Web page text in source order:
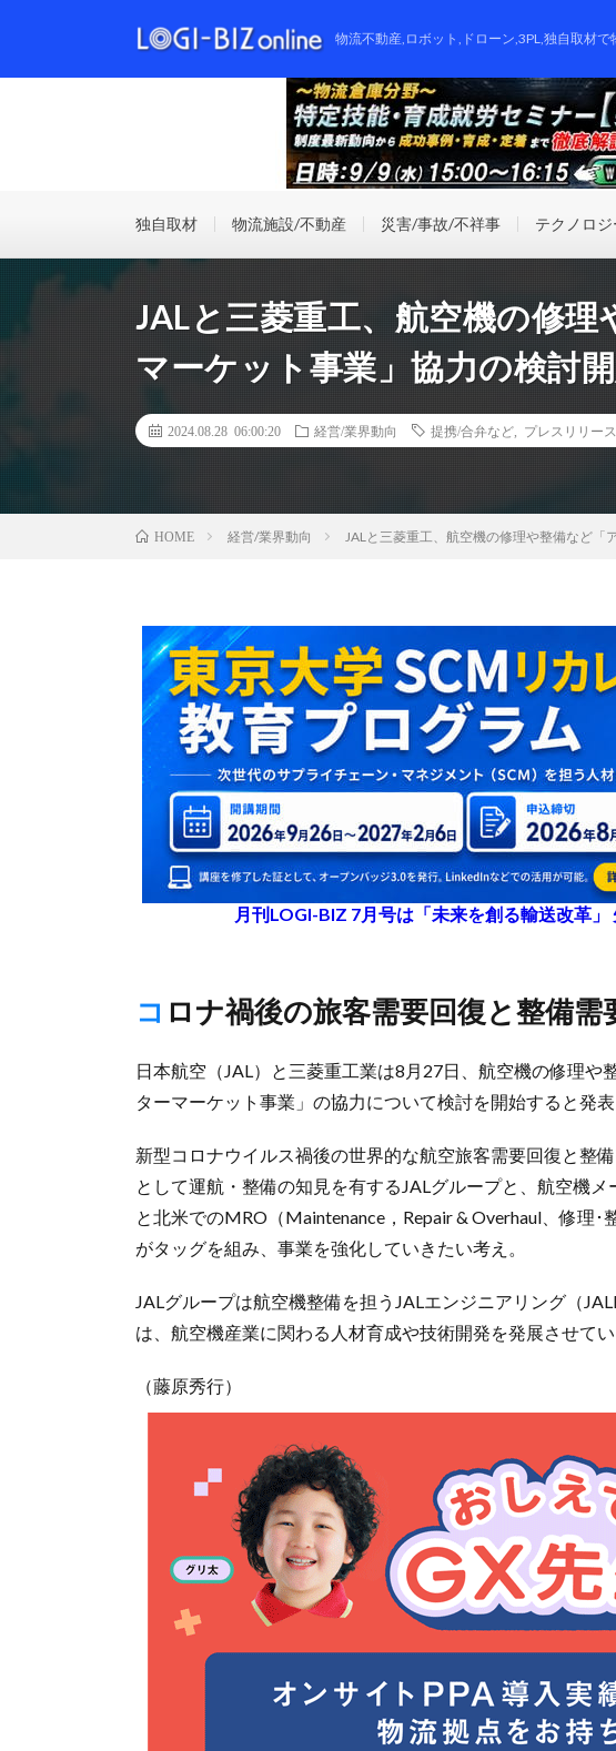
物流不動産,ロボット,ドローン,3PL,独自取材
独自取材 物流施設/不動産 災害/事故/不祥事 テクノロ
JALと三菱重工、航空機の修
マーケット事業」協力の検討
2024.08.28 06:00:20 経営/業界動向 提携/合弁など プレスリリー
HOME 経営/業界動向 JALと三菱重工、航空機の修理や整備など「
月刊LOGI-BIZ 7月号は「未来を創る輸送改革
コロナ禍後の旅客需要回復と整備
日本航空（JAL）と三菱重工業は8月27日、航空機の修理や
ターマーケット事業」の協力について検討を開始すると発表
新型コロナウイルス禍後の世界的な航空旅客需要回復と整
として運航・整備の知見を有するJALグループと、航空機
と北米でのMRO（Maintenance，Repair & Overhaul、修理
がタッグを組み、事業を強化していきたい考え。
JALグループは航空機整備を担うJALエンジニアリング（
は、航空機産業に関わる人材育成や技術開発を発展させてい
（藤原秀行）